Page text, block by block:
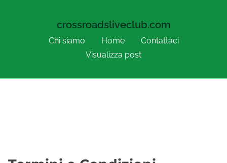
crossroadsliveclub.com
Chi siamo Home
Contattaci
Visualizza post